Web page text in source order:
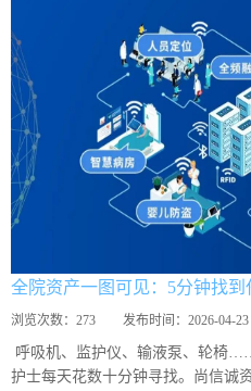
全院资产一图可见：5分钟找到
浏览次数： 273 发布时间： 2026-04-23
呼吸机、监护仪、输液泵、轮椅
护士每天花数十分钟寻找。尚信诚